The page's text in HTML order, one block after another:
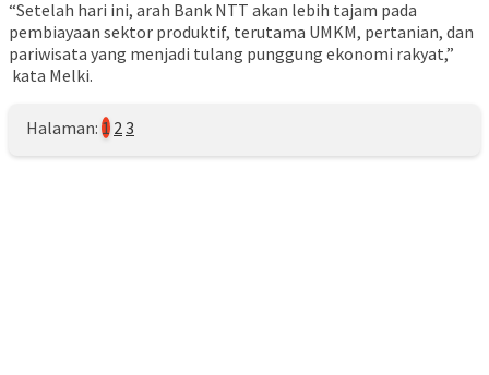
“Setelah hari ini, arah Bank NTT akan lebih tajam pada
pembiayaan sektor produktif, terutama UMKM, pertanian, dan
pariwisata yang menjadi tulang punggung ekonomi rakyat,”
kata Melki.
Halaman: 1 23